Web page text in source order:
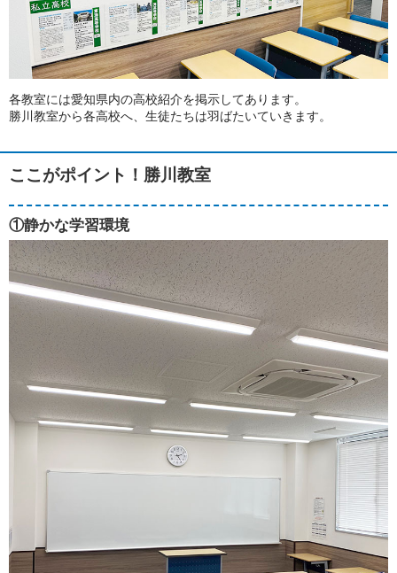
各教室には愛知県内の高校紹介を掲示してあります。
勝川教室から各高校へ、生徒たちは羽ばたいていきます。
ここがポイント！勝川教室
①静かな学習環境